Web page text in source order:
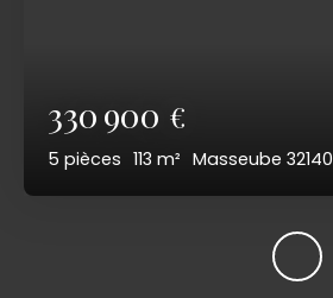
330 900 €
5 pièces 113 m² Masseube 32140